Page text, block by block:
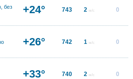
без
+24° 743 2 м/с 0
+26° 742 1 м/с 0
+33° 740 2 м/с 0